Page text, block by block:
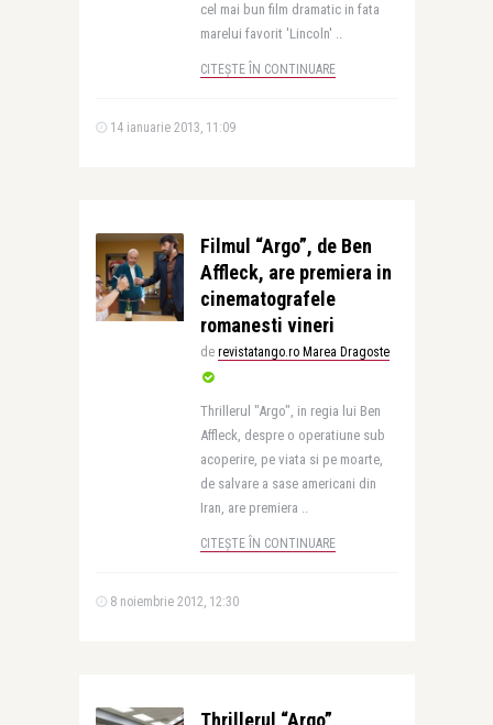
cel mai bun film dramatic in fata
marelui favorit 'Lincoln' ..
CITEȘTE ÎN CONTINUARE
14 ianuarie 2013, 11:09
Filmul “Argo”, de Ben
Affleck, are premiera in
cinematografele
romanesti vineri
de revistatango.ro Marea Dragoste
Thrillerul "Argo", in regia lui Ben
Affleck, despre o operatiune sub
acoperire, pe viata si pe moarte,
de salvare a sase americani din
Iran, are premiera ..
CITEȘTE ÎN CONTINUARE
8 noiembrie 2012, 12:30
Thrillerul “Argo”,